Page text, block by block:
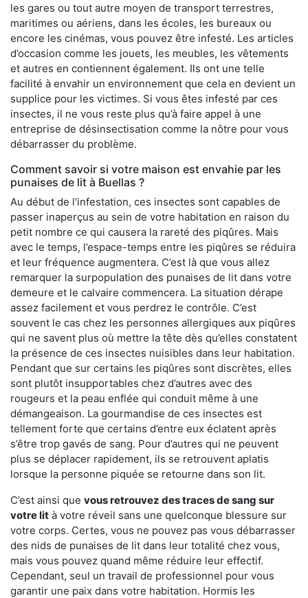
les gares ou tout autre moyen de transport terrestres,
maritimes ou aériens, dans les écoles, les bureaux ou
encore les cinémas, vous pouvez être infesté. Les articles
d’occasion comme les jouets, les meubles, les vêtements
et autres en contiennent également. Ils ont une telle
facilité à envahir un environnement que cela en devient un
supplice pour les victimes. Si vous êtes infesté par ces
insectes, il ne vous reste plus qu’à faire appel à une
entreprise de désinsectisation comme la nôtre pour vous
débarrasser du problème.
Comment savoir si votre maison est envahie par les
punaises de lit à Buellas ?
Au début de l'infestation, ces insectes sont capables de
passer inaperçus au sein de votre habitation en raison du
petit nombre ce qui causera la rareté des piqûres. Mais
avec le temps, l’espace-temps entre les piqûres se réduira
et leur fréquence augmentera. C’est là que vous allez
remarquer la surpopulation des punaises de lit dans votre
demeure et le calvaire commencera. La situation dérape
assez facilement et vous perdrez le contrôle. C’est
souvent le cas chez les personnes allergiques aux piqûres
qui ne savent plus où mettre la tête dès qu’elles constatent
la présence de ces insectes nuisibles dans leur habitation.
Pendant que sur certains les piqûres sont discrètes, elles
sont plutôt insupportables chez d’autres avec des
rougeurs et la peau enflée qui conduit même à une
démangeaison. La gourmandise de ces insectes est
tellement forte que certains d’entre eux éclatent après
s’être trop gavés de sang. Pour d’autres qui ne peuvent
plus se déplacer rapidement, ils se retrouvent aplatis
lorsque la personne piquée se retourne dans son lit.
C’est ainsi que vous retrouvez des traces de sang sur
votre lit à votre réveil sans une quelconque blessure sur
votre corps. Certes, vous ne pouvez pas vous débarrasser
des nids de punaises de lit dans leur totalité chez vous,
mais vous pouvez quand même réduire leur effectif.
Cependant, seul un travail de professionnel pour vous
garantir une paix dans votre habitation. Hormis les